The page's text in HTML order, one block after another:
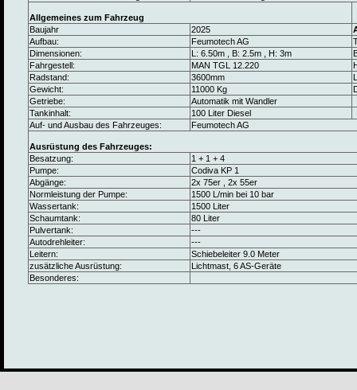
Allgemeines zum Fahrzeug
Baujahr
2025
Aufbau:
Feumotech AG
Dimensionen:
L: 6.50m , B: 2.5m , H: 3m
Fahrgestell:
MAN TGL 12.220
Radstand:
3600mm
Gewicht:
11000 Kg
Getriebe:
Automatik mit Wandler
Tankinhalt:
100 Liter Diesel
Auf- und Ausbau des Fahrzeuges:
Feumotech AG
Ausrüstung des Fahrzeuges:
Besatzung:
1 + 1 + 4
Pumpe:
Codiva KP 1
Abgänge:
2x 75er , 2x 55er
Normleistung der Pumpe:
1500 L/min bei 10 bar
Wassertank:
1500 Liter
Schaumtank:
80 Liter
Pulvertank:
---
Autodrehleiter:
---
Leitern:
Schiebeleiter 9.0 Meter
zusätzliche Ausrüstung:
Lichtmast, 6 AS-Geräte
Besonderes: